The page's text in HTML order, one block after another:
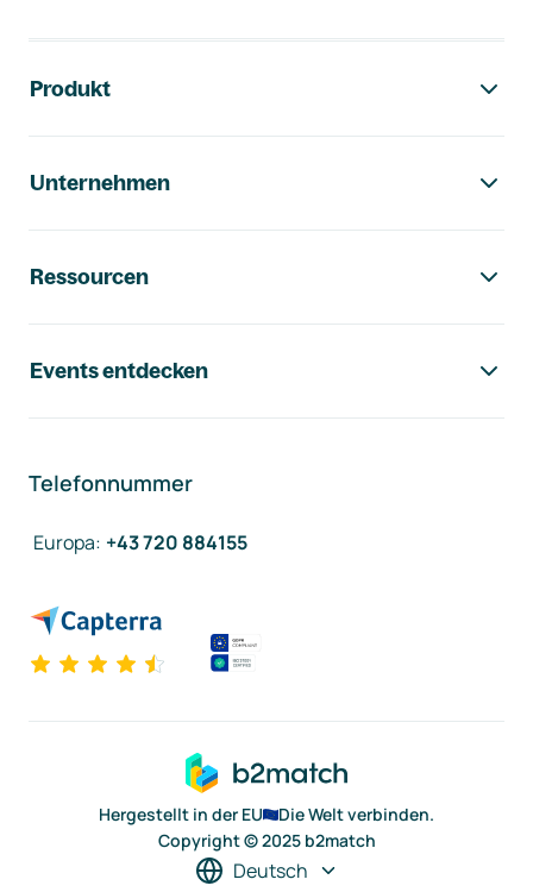
Produkt
Unternehmen
Ressourcen
Events entdecken
Telefonnummer
Europa: +43 720 884155
Hergestellt in der EU
Die Welt verbinden.
Copyright © 2025 b2match
Deutsch